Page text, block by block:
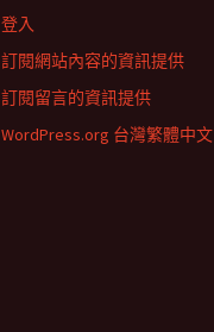
登入
訂閱網站內容的資訊提供
訂閱留言的資訊提供
WordPress.org 台灣繁體中文